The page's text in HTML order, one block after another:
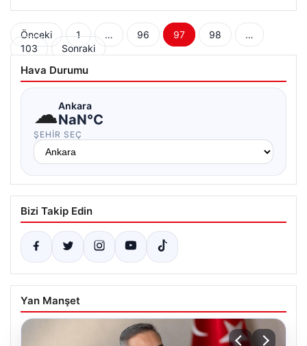
Yazı
sayfalaması
Önceki 1 … 96 97 98
…
103
Sonraki
Hava Durumu
☁Ankara
NaN°C
ŞEHIR SEÇ
Bizi Takip Edin
Yan Manşet